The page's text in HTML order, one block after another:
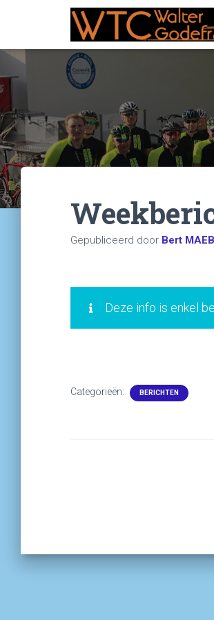
Gepubliceerd door Bert
Deze info is enkel
Categorieën: BERICHTEN